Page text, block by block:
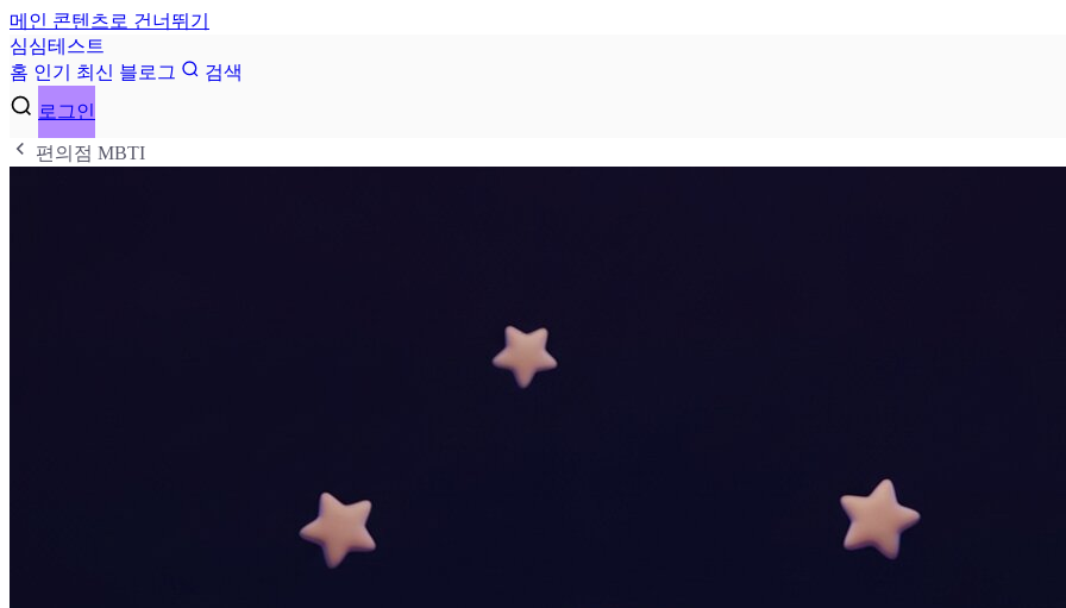
메인 콘텐츠로 건너뛰기
심심테 스 트
홈 인기 최신 블로그
검색
로그인
편의점 MBTI